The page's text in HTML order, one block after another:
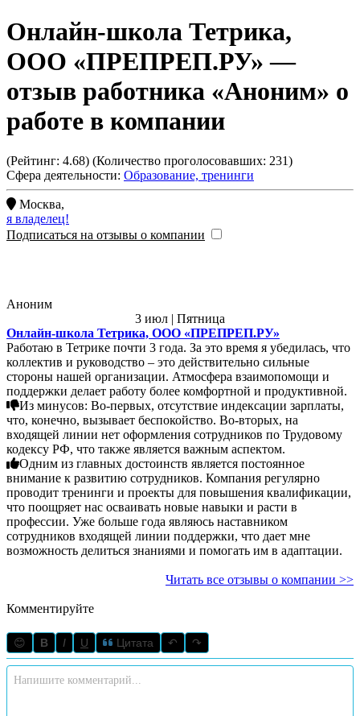
Онлайн-школа Тетрика,
ООО «ПРЕПРЕП.РУ» —
отзыв работника «Аноним» о
работе в компании
(Рейтинг: 4.68) (Количество проголосовавших: 231)
Сфера деятельности: Образование, тренинги
Москва,
я владелец!
Подписаться на отзывы о компании
Аноним
3 июл | Пятница
Онлайн-школа Тетрика, ООО «ПРЕПРЕП.РУ»
Работаю в Тетрике почти 3 года. За это время я убедилась, что
коллектив и руководство – это действительно сильные
стороны нашей организации. Атмосфера взаимопомощи и
поддержки делает работу более комфортной и продуктивной.
Из минусов: Во-первых, отсутствие индексации зарплаты,
что, конечно, вызывает беспокойство. Во-вторых, на
входящей линии нет оформления сотрудников по Трудовому
кодексу РФ, что также является важным аспектом.
Одним из главных достоинств является постоянное
внимание к развитию сотрудников. Компания регулярно
проводит тренинги и проекты для повышения квалификации,
что поощряет нас осваивать новые навыки и расти в
профессии. Уже больше года являюсь наставником
сотрудников входящей линии поддержки, что дает мне
возможность делиться знаниями и помогать им в адаптации.
Читать все отзывы о компании >>
Комментируйте
😊 B I U Цитата ↶ ↷